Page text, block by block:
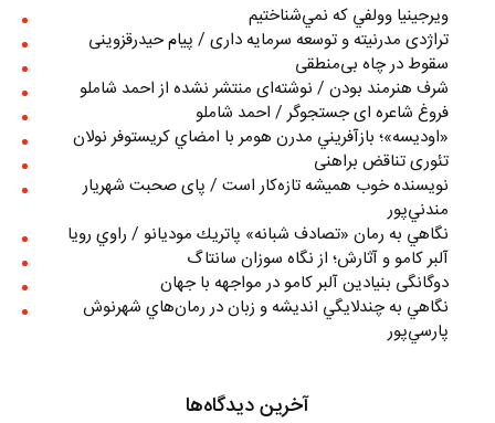
ويرجينيا وولفي كه نمي‌شناختيم
تراژدی مدرنیته و توسعه سرمایه داری / پیام حیدرقزوینی
سقوط در چاه بی‌منطقی
شرف هنرمند بودن / نوشته‌ای منتشر نشده از احمد شاملو
فروغ شاعره ای جستجوگر / احمد شاملو
«اوديسه»؛ بازآفريني مدرن هومر با امضاي كريستوفر نولان
تئوری تناقض براهنی
نويسنده خوب هميشه تازه‌كار است / پای صحبت شهريار
مندني‌پور
نگاهي به رمان «تصادف شبانه» پاتريك موديانو / راوي رويا
آلبر کامو و آثارش؛ از نگاه سوزان سانتاگ
دوگانگی بنیادین آلبر کامو در مواجهه با جهان
نگاهي به چندلايگي انديشه و زبان در رمان‌هاي شهرنوش
پارسي‌پور
آخرین دیدگاه‌ها